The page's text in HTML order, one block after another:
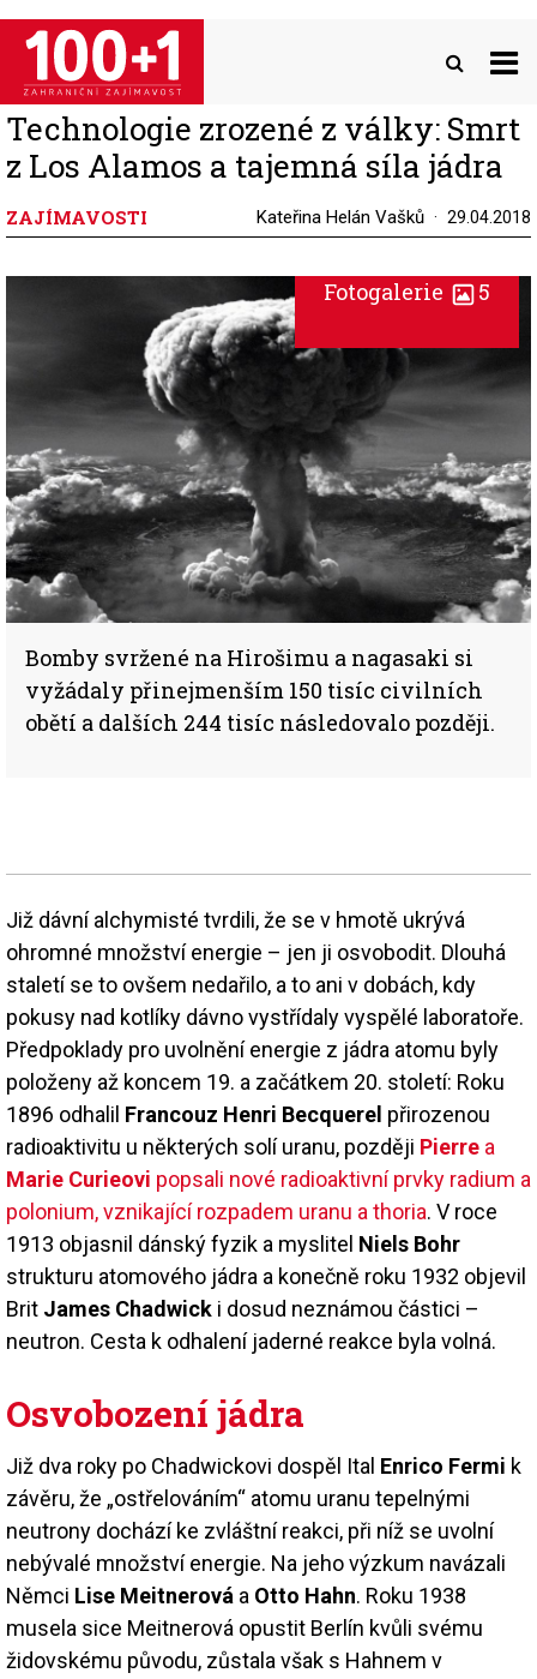
Přejít
hlavnímu
obsahu
Technologie zrozené z války: Smrt
z Los Alamos a tajemná síla jádra
ZAJÍMAVOSTI Kateřina Helán Vašků 29.04.2018
Bomby svržené na Hirošimu a nagasaki si
vyžádaly přinejmenším 150 tisíc civilních
obětí a dalších 244 tisíc následovalo později.
Fotogalerie 5
Již dávní alchymisté tvrdili, že se v hmotě ukrývá
ohromné množství energie – jen ji osvobodit. Dlouhá
staletí se to ovšem nedařilo, a to ani v dobách, kdy
pokusy nad kotlíky dávno vystřídaly vyspělé laboratoře.
Předpoklady pro uvolnění energie z jádra atomu byly
položeny až koncem 19. a začátkem 20. století: Roku
1896 odhalil Francouz Henri Becquerel přirozenou
radioaktivitu u některých solí uranu, později Pierre a
Marie Curieovi popsali nové radioaktivní prvky radium a
polonium, vznikající rozpadem uranu a thoria. V roce
1913 objasnil dánský fyzik a myslitel Niels Bohr
strukturu atomového jádra a konečně roku 1932 objevil
Brit James Chadwick i dosud neznámou částici –
neutron. Cesta k odhalení jaderné reakce byla volná.
Osvobození jádra
Již dva roky po Chadwickovi dospěl Ital Enrico Fermi k
závěru, že „ostřelováním“ atomu uranu tepelnými
neutrony dochází ke zvláštní reakci, při níž se uvolní
nebývalé množství energie. Na jeho výzkum navázali
Němci Lise Meitnerová a Otto Hahn. Roku 1938
musela sice Meitnerová opustit Berlín kvůli svému
židovskému původu, zůstala však s Hahnem v